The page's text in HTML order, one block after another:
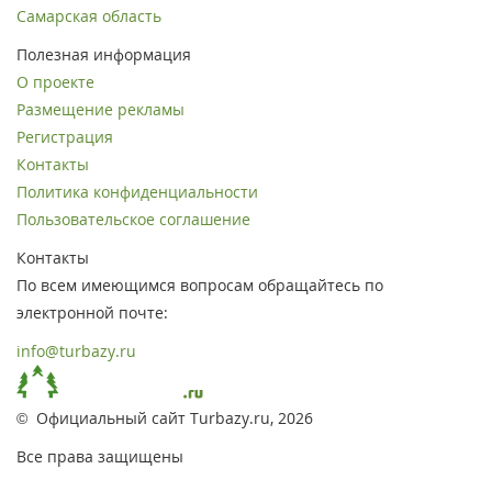
Самарская область
Полезная информация
О проекте
Размещение рекламы
Регистрация
Контакты
Политика конфиденциальности
Пользовательское соглашение
Контакты
По всем имеющимся вопросам обращайтесь по
электронной почте:
info@turbazy.ru
© Официальный сайт Turbazy.ru, 2026
Все права защищены